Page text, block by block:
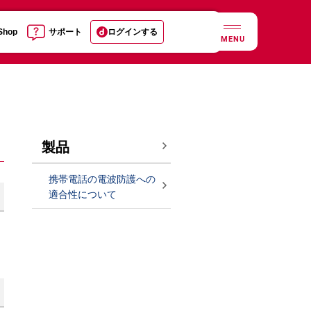
サポート ログインする
MENU
製品
携帯電話の電波防護への
適合性について